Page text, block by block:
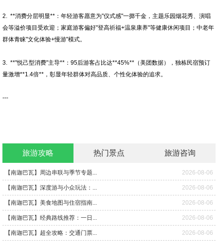
2. **消费分层明显**：年轻游客愿意为"仪式感"一掷千金，主题乐园烟花秀、演唱
会等溢价项目受欢迎；家庭游客偏好"登高祈福+温泉康养"等健康休闲项目；中老年
群体青睐"文化体验+慢游"模式。
3. **"悦己型消费"主导**：95后游客占比达**45%**（美团数据），独栋民宿预订
量激增**1.4倍**，彰显年轻群体对高品质、个性化体验的追求。
---
旅游攻略 热门景点 旅游咨询
【南迦巴瓦】周边串联与季节专题... 2026-08-06
【南迦巴瓦】深度游与小众玩法：... 2026-08-06
【南迦巴瓦】美食地图与住宿指南... 2026-08-06
【南迦巴瓦】经典路线推荐：一日... 2026-08-06
【南迦巴瓦】超全攻略：交通门票... 2026-08-06